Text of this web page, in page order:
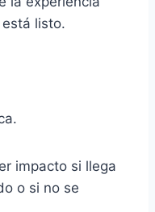
listo.
impacto si llega
o si no se